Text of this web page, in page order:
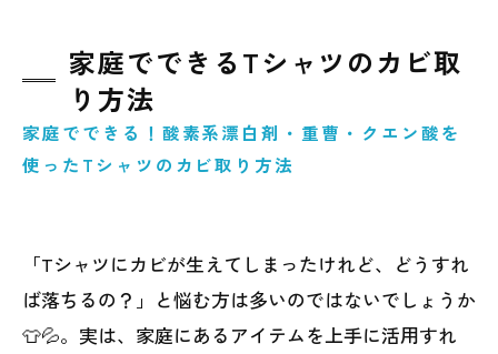
家庭でできるTシャツのカビ取
り方法
家庭でできる！酸素系漂白剤・重曹・クエン酸を
使ったTシャツのカビ取り方法
「Tシャツにカビが生えてしまったけれど、どうすれ
ば落ちるの？」と悩む方は多いのではないでしょうか
👕💦。実は、家庭にあるアイテムを上手に活用すれ